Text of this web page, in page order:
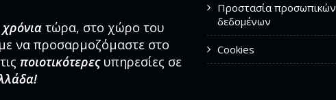
τώρα, στο χώρο του
να προσαρμοζόμαστε στο
ποιοτικότερεςυπηρεσίες σε
Προστασία προσωπικών
δεδομένων
Cookies